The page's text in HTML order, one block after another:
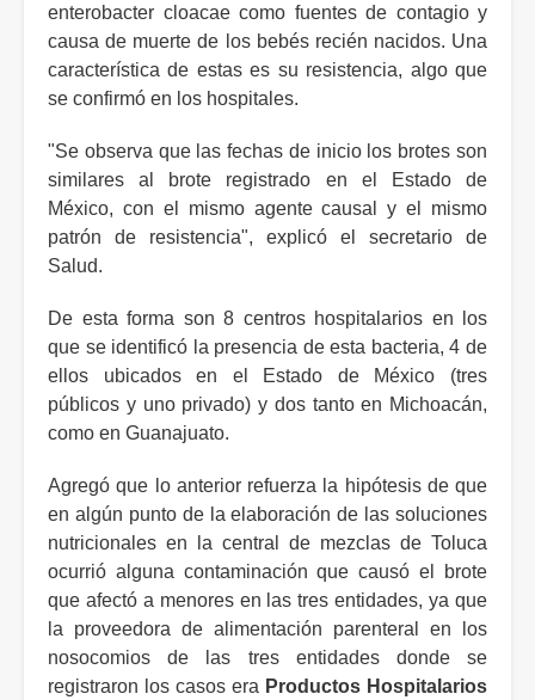
enterobacter cloacae como fuentes de contagio y
causa de muerte de los bebés recién nacidos. Una
característica de estas es su resistencia, algo que
se confirmó en los hospitales.
"Se observa que las fechas de inicio los brotes son
similares al brote registrado en el Estado de
México, con el mismo agente causal y el mismo
patrón de resistencia", explicó el secretario de
Salud.
De esta forma son 8 centros hospitalarios en los
que se identificó la presencia de esta bacteria, 4 de
ellos ubicados en el Estado de México (tres
públicos y uno privado) y dos tanto en Michoacán,
como en Guanajuato.
Agregó que lo anterior refuerza la hipótesis de que
en algún punto de la elaboración de las soluciones
nutricionales en la central de mezclas de Toluca
ocurrió alguna contaminación que causó el brote
que afectó a menores en las tres entidades, ya que
la proveedora de alimentación parenteral en los
nosocomios de las tres entidades donde se
registraron los casos era Productos Hospitalarios